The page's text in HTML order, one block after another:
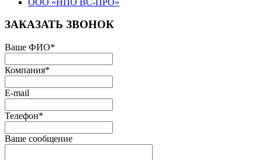
ЗАКАЗАТЬ ЗВОНОК
Ваше ФИО*
Компания*
E-mail
Телефон*
Ваше сообщение